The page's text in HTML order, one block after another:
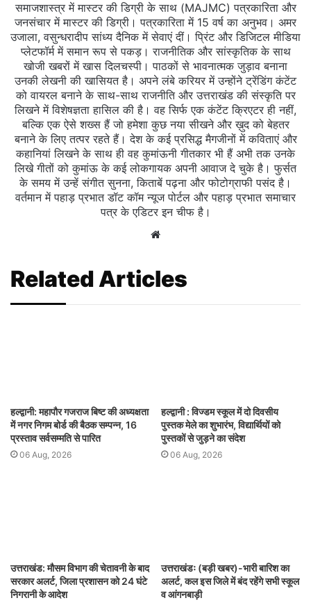
समाजशास्त्र में मास्टर की डिग्री के साथ (MAJMC) पत्रकारिता और
जनसंचार में मास्टर की डिग्री। पत्रकारिता में 15 वर्ष का अनुभव। अमर
उजाला, वसुन्धरादीप सांध्य दैनिक में सेवाएं दीं। प्रिंट और डिजिटल मीडिया
प्लेटफॉर्म में समान रूप से पकड़। राजनीतिक और सांस्कृतिक के साथ
खोजी खबरों में खास दिलचस्‍पी। पाठकों से भावनात्मक जुड़ाव बनाना
उनकी लेखनी की खासियत है। अपने लंबे करियर में उन्होंने ट्रेंडिंग कंटेंट
को वायरल बनाने के साथ-साथ राजनीति और उत्तराखंड की संस्कृति पर
लिखने में विशेषज्ञता हासिल की है। वह सिर्फ एक कंटेंट क्रिएटर ही नहीं,
बल्कि एक ऐसे शख्स हैं जो हमेशा कुछ नया सीखने और ख़ुद को बेहतर
बनाने के लिए तत्पर रहते हैं। देश के कई प्रसिद्ध मैगजीनों में कविताएं और
कहानियां लिखने के साथ ही वह कुमांऊनी गीतकार भी हैं अभी तक उनके
लिखे गीतों को कुमांऊ के कई लोकगायक अपनी आवाज दे चुके है। फुर्सत
के समय में उन्हें संगीत सुनना, किताबें पढ़ना और फोटोग्राफी पसंद है।
वर्तमान में पहाड़ प्रभात डॉट कॉम न्यूज पोर्टल और पहाड़ प्रभात समाचार
पत्र के एडिटर इन चीफ है।
Website
Related Articles
हल्द्वानी: महापौर गजराज बिष्ट की अध्यक्षता
में नगर निगम बोर्ड की बैठक सम्पन्न, 16
प्रस्ताव सर्वसम्मति से पारित
06 Aug, 2026
हल्द्वानी : विज्डम स्कूल में दो दिवसीय
पुस्तक मेले का शुभारंभ, विद्यार्थियों को
पुस्तकों से जुड़ने का संदेश
06 Aug, 2026
उत्तराखंड: मौसम विभाग की चेतावनी के बाद
सरकार अलर्ट, जिला प्रशासन को 24 घंटे
निगरानी के आदेश
उत्तराखंडः (बड़ी खबर)-भारी बारिश का
अलर्ट, कल इस जिले में बंद रहेंगे सभी स्कूल
व आंगनबाड़ी